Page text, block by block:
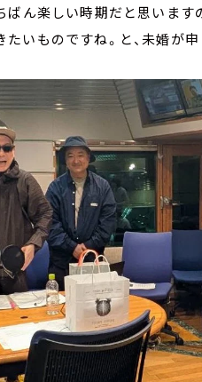
ん楽しい時期だと思います
いものですね。と、未婚が申